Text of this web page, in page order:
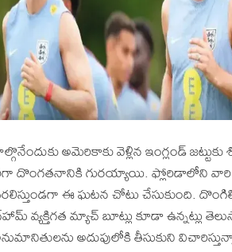
అమెరికాకు వెళ్లిన ఇంగ్లండ్ జట్టుకు
దొంగతనానికి గురయ్యాయి. ఫ్లోరిడాలోని వారి
ఈ ఘటన చోటు చేసుకుంది.
వ్యక్తిగత మ్యాచ్ బూట్లు కూడా ఉన్నట్లు
అదుపులోకి తీసుకుని